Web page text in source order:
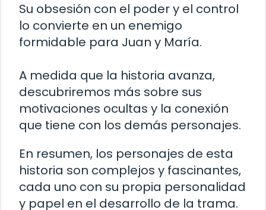
Su obsesión con el poder y el control
lo convierte en un enemigo
formidable para Juan y María.
A medida que la historia avanza,
descubriremos más sobre sus
motivaciones ocultas y la conexión
que tiene con los demás personajes.
En resumen, los personajes de esta
historia son complejos y fascinantes,
cada uno con su propia personalidad
y papel en el desarrollo de la trama.